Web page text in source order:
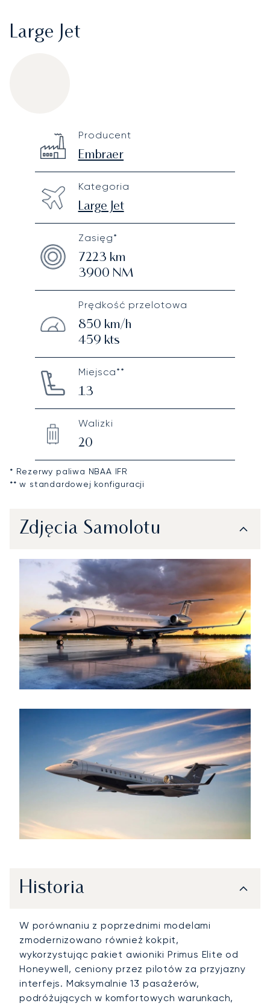
Large Jet
Technical specifications
Producent
Embraer
Kategoria
Large Jet
Zasięg*
7223 km
3900 NM
Prędkość przelotowa
850 km/h
459 kts
Miejsca**
13
Walizki
20
* Rezerwy paliwa NBAA IFR
** w standardowej konfiguracji
Zdjęcia Samolotu
Historia
W porównaniu z poprzednimi modelami
zmodernizowano również kokpit,
wykorzystując pakiet awioniki Primus Elite od
Honeywell, ceniony przez pilotów za przyjazny
interfejs. Maksymalnie 13 pasażerów,
podróżujących w komfortowych warunkach,